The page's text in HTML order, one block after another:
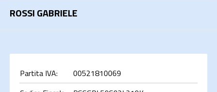
Cerca
ROSSI GABRIELE
Partita IVA:
00521810069